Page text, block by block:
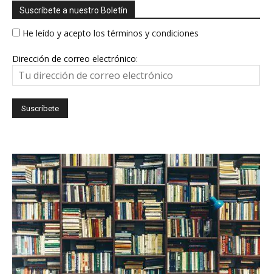
Suscríbete a nuestro Boletín
He leído y acepto los términos y condiciones
Dirección de correo electrónico: